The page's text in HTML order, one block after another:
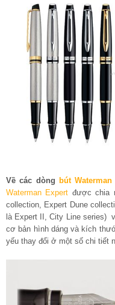
Về các dòng bút
Waterman Expert được chia
collection, Expert Dune
là Expert II, City Line series)
cơ bản hình dáng và kích
yếu thay đổi ở một số chi tiết